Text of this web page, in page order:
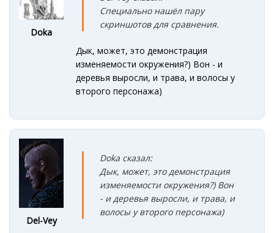
Doka
Специально нашёл пару
скриншотов для сравнения.
Дык, может, это демонстрация
изменяемости окружения?) Вон - и
деревья выросли, и трава, и волосы у
второго персонажа)
Del-Vey
Doka сказал:
Дык, может, это демонстрация
изменяемости окружения?) Вон
- и деревья выросли, и трава, и
волосы у второго персонажа)